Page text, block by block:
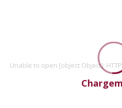
Unable to open [object Object]: